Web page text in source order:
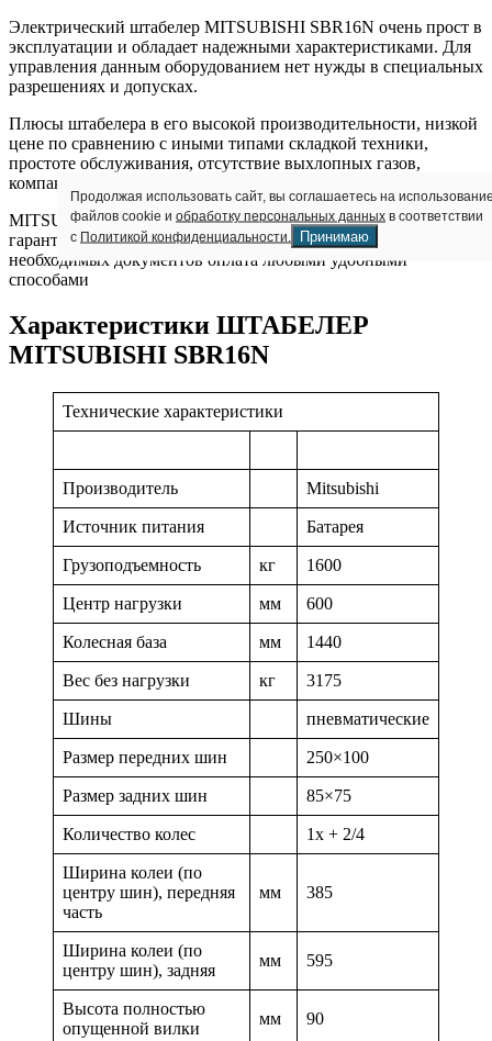
Электрический штабелер MITSUBISHI SBR16N очень прост в
эксплуатации и обладает надежными характеристиками. Для
управления данным оборудованием нет нужды в специальных
разрешениях и допусках.
Плюсы штабелера в его высокой производительности, низкой
цене по сравнению с иными типами складкой техники,
простоте обслуживания, отсутствие выхлопных газов,
компактности и отличной маневренности.
MITSUBISHI SBR16N от нашего интернет-магазина это:
гарантия от фирмы – 2 года лизинг полный пакет
необходимых документов оплата любыми удобными
способами
Характеристики ШТАБЕЛЕР
MITSUBISHI SBR16N
Технические характеристики
Производитель Mitsubishi
Источник питания Батарея
Грузоподъемность кг 1600
Центр нагрузки мм 600
Колесная база мм 1440
Вес без нагрузки кг 3175
Шины пневматические
Размер передних шин 250×100
Размер задних шин 85×75
Количество колес 1x + 2/4
Ширина колеи (по
центру шин), передняя
часть
мм 385
Ширина колеи (по
центру шин), задняя
мм 595
Высота полностью
опущенной вилки
мм 90
Продолжая использовать сайт, вы соглашаетесь на
файлов cookie и обработку персональных данных в соответствии
с Политикой конфиденциальности. Принимаю